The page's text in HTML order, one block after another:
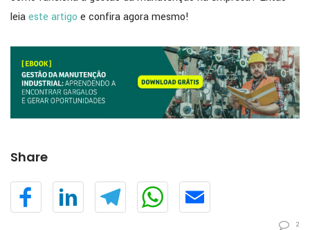
leiaeste artigo e confira agora mesmo!
Share
2